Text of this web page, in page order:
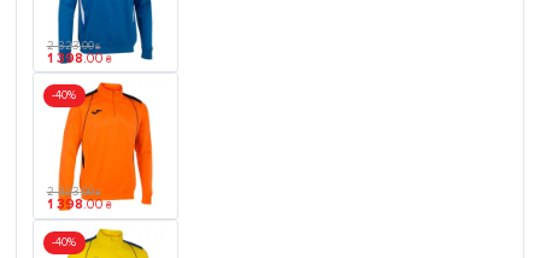
2 323.00 ₴
1 398.00 ₴
-40%
2 323.00 ₴
1 398.00 ₴
-40%